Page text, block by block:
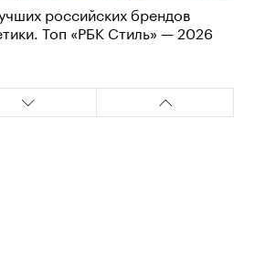
российских брендов
Топ «РБК Стиль» — 2026
и masters:dom
первую резиденцию